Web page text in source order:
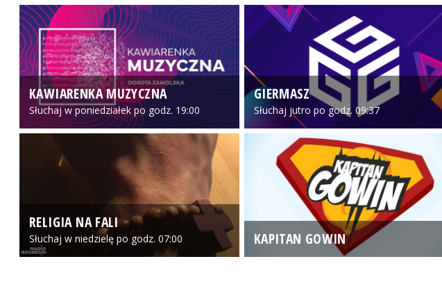
KAWIARENKA MUZYCZNA
Słuchaj w poniedziałek po godz. 19:00
GIERMASZ
Słuchaj jutro po godz. 09:37
RELIGIA NA FALI
Słuchaj w niedzielę po godz. 07:00 KAPITAN GOWIN